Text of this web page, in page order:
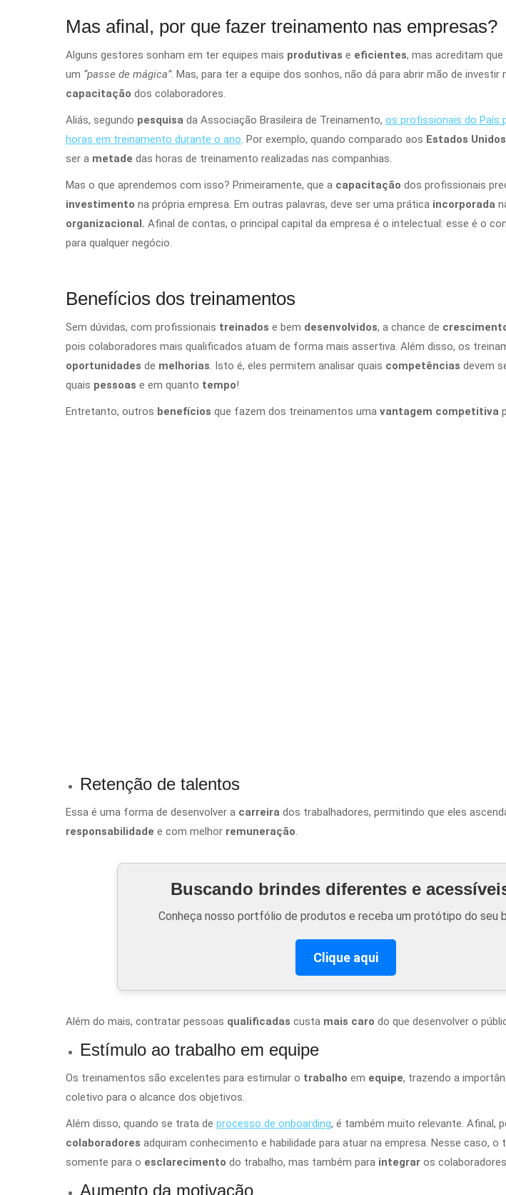
Mas afinal, por que fazer treinamento nas empresas?
Alguns gestores sonham em ter equipes mais produtivas e eficientes, mas acreditam
um “passe de mágica”. Mas, para ter a equipe dos sonhos, não dá para abrir mão de investir
capacitação dos colaboradores.
Aliás, segundo pesquisa da Associação Brasileira de Treinamento, os profissionais do País
horas em treinamento durante o ano. Por exemplo, quando comparado aos Estados Unidos
ser a metade das horas de treinamento realizadas nas companhias.
Mas o que aprendemos com isso? Primeiramente, que a capacitação dos profissionais
investimento na própria empresa. Em outras palavras, deve ser uma prática incorporada
organizacional. Afinal de contas, o principal capital da empresa é o intelectual: esse é o
para qualquer negócio.
Benefícios dos treinamentos
Sem dúvidas, com profissionais treinados e bem desenvolvidos, a chance de
pois colaboradores mais qualificados atuam de forma mais assertiva. Além disso, os
oportunidades de melhorias. Isto é, eles permitem analisar quais competências devem
quais pessoas e em quanto tempo!
Entretanto, outros benefícios que fazem dos treinamentos uma vantagem competitiva
Retenção de talentos
Essa é uma forma de desenvolver a carreira dos trabalhadores, permitindo que eles
responsabilidade e com melhor remuneração.
Buscando brindes diferentes e
Conheça nosso portfólio de produtos e receba um protótipo do seu
Clique aqui
Além do mais, contratar pessoas qualificadas custa mais caro do que desenvolver o
Estímulo ao trabalho em equipe
Os treinamentos são excelentes para estimular o trabalho em equipe, trazendo a
coletivo para o alcance dos objetivos.
Além disso, quando se trata de processo de onboarding, é também muito relevante. Afinal,
colaboradores adquiram conhecimento e habilidade para atuar na empresa. Nesse caso, o
somente para o esclarecimento do trabalho, mas também para integrar os
Aumento da motivação